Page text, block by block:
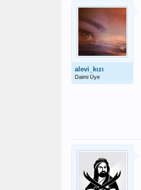
alevi_kızı
Daimi Üye